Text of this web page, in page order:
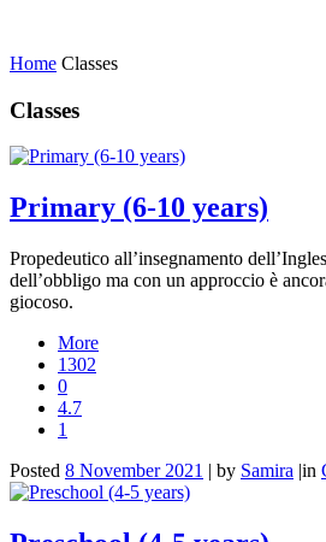
Home Classes
Classes
Primary (6-10 years)
Propedeutico all’insegnamento
dell’obbligo ma con un approccio è
giocoso.
More
1302
0
4.7
1
Posted 8 November 2021 | by Samira |in